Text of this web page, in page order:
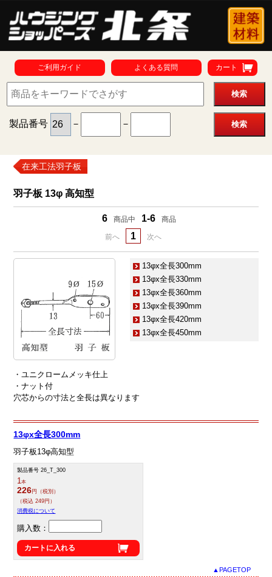
ご利用ガイド よくある質問 カート
製品番号 － －
在来工法羽子板
羽子板 13φ 高知型
6 商品中 1-6 商品
前へ 1 次へ
13φx全長300mm
13φx全長330mm
13φx全長360mm
13φx全長390mm
13φx全長420mm
13φx全長450mm
・ユニクロームメッキ仕上
・ナット付
穴芯からの寸法と全長は異なります
13φx全長300mm
羽子板13φ高知型
製品番号 26_T_300
1本
226円（税別）
（税込 249円）
消費税について
購入数：
カートに入れる
▲PAGETOP